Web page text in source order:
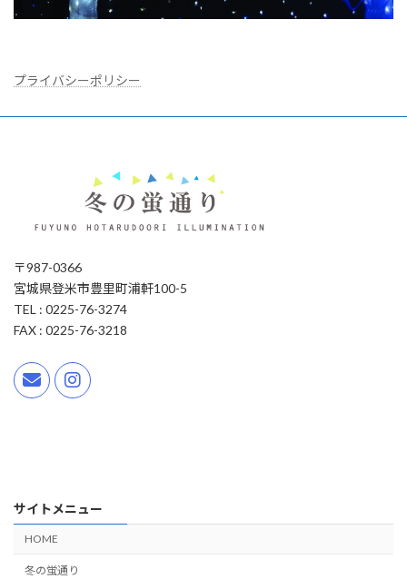
プライバシーポリシー
〒987-0366
宮城県登米市豊里町浦軒100-5
TEL : 0225-76-3274
FAX : 0225-76-3218
サイトメニュー
HOME
冬の蛍通り